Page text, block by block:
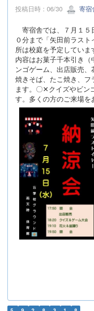
投稿日時 : 06/30 寄宿
寄宿舎では、７月１５
０分まで「矢田前ラス
所は校庭を予定していま
内容はお菓子千本引き
ンゴゲーム、出店販売、
焼きそば、たこ焼き、
ます。〇✕クイズやビン
す。多くの方のご来場を